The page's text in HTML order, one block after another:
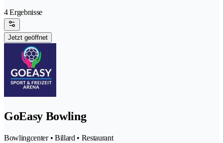
4 Ergebnisse
Jetzt geöffnet
GoEasy Bowling
Bowlingcenter • Billard • Restaurant